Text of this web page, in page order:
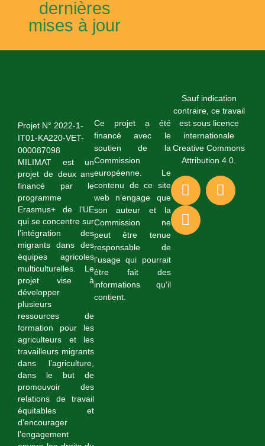
dernières
mises à jour
Projet N° 2022-1-
IT01-KA220-VET-
000087098
MILIMAT est un
projet de deux ans
financé par le
programme
Erasmus+ de l’UE
qui se concentre sur
l’intégration des
migrants dans des
équipes agricoles
multiculturelles. Le
projet vise à
développer
plusieurs
ressources de
formation pour les
agriculteurs et les
travailleurs migrants
dans l’agriculture,
dans le but de
promouvoir des
relations de travail
équitables et
d’encourager
l’engagement
Ce projet a été
financé avec le
soutien de la
Commission
européenne. Le
contenu de ce site
web n’engage que
son auteur et la
Commission ne
peut être tenue
responsable de
l’usage qui pourrait
être fait des
informations qu’il
contient.
Sauf indication
contraire, ce travail
est sous licence
internationale
Creative Commons
Attribution 4.0.